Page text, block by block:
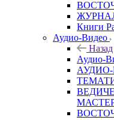
Книги
Аудио-Видео
Назад
Аудио-